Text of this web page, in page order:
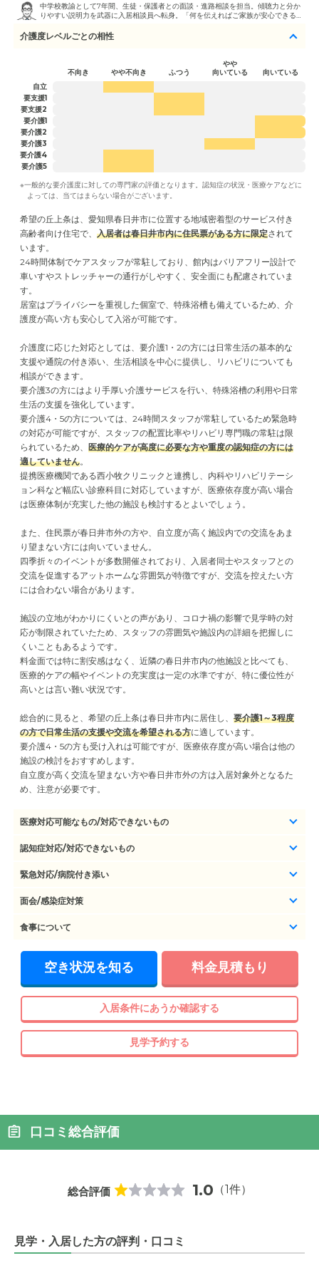
中学校教諭として7年間、生徒・保護者との面談・進路相談を担当。傾聴力と分か
りやすい説明力を武器に入居相談員へ転身。「何を伝えればご家族が安心できる
介護度レベルごとの相性
不向き やや不向き ふつう
やや
向いている
向いている
自立
要支援1
要支援2
要介護1
要介護2
要介護3
要介護4
要介護5
※一般的な要介護度に対しての専門家の評価となります。認知症の状況・医療ケアなどに
よっては、当てはまらない場合がございます。
希望の丘上条は、愛知県春日井市に位置する地域密着型のサービス付き
高齢者向け住宅で、 入居者は春日井市内に住民票がある方に限定されて
います。
24時間体制でケアスタッフが常駐しており、館内はバリアフリー設計で
車いすやストレッチャーの通行がしやすく、安全面にも配慮されていま
す。
居室はプライバシーを重視した個室で、特殊浴槽も備えているため、介
護度が高い方も安心して入浴が可能です。
介護度に応じた対応としては、要介護1・2の方には日常生活の基本的な
支援や通院の付き添い、生活相談を中心に提供し、リハビリについても
相談ができます。
要介護3の方にはより手厚い介護サービスを行い、特殊浴槽の利用や日常
生活の支援を強化しています。
要介護4・5の方については、24時間スタッフが常駐しているため緊急時
の対応が可能ですが、スタッフの配置比率やリハビリ専門職の常駐は限
られているため、 医療的ケアが高度に必要な方や重度の認知症の方には
適していません。
提携医療機関である西小牧クリニックと連携し、内科やリハビリテーシ
ョン科など幅広い診療科目に対応していますが、医療依存度が高い場合
は医療体制が充実した他の施設も検討するとよいでしょう。
また、住民票が春日井市外の方や、自立度が高く施設内での交流をあま
り望まない方には向いていません。
四季折々のイベントが多数開催されており、入居者同士やスタッフとの
交流を促進するアットホームな雰囲気が特徴ですが、交流を控えたい方
には合わない場合があります。
施設の立地がわかりにくいとの声があり、コロナ禍の影響で見学時の対
応が制限されていたため、スタッフの雰囲気や施設内の詳細を把握しに
くいこともあるようです。
料金面では特に割安感はなく、近隣の春日井市内の他施設と比べても、
医療的ケアの幅やイベントの充実度は一定の水準ですが、特に優位性が
高いとは言い難い状況です。
総合的に見ると、希望の丘上条は春日井市内に居住し、 要介護1～3程度
の方で日常生活の支援や交流を希望される方に適しています。
要介護4・5の方も受け入れは可能ですが、医療依存度が高い場合は他の
施設の検討をおすすめします。
自立度が高く交流を望まない方や春日井市外の方は入居対象外となるた
め、注意が必要です。
医療対応可能なもの/対応できないもの
認知症対応/対応できないもの
緊急対応/病院付き添い
面会/感染症対策
食事について
空き状況を知る 料金見積もり
入居条件にあうか確認する
見学予約する
口コミ総合評価
総合評価 1.0 （1件）
見学・入居した方の評判・口コミ